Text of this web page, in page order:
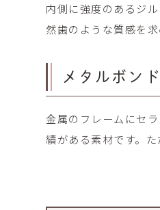
内側に強度のあるジ
然歯のような質感を
メタルボンド
金属のフレームにセ
績がある素材です。